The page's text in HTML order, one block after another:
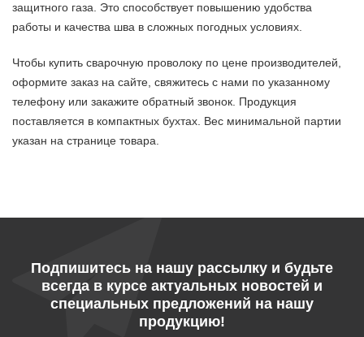
защитного газа. Это способствует повышению удобства
работы и качества шва в сложных погодных условиях.
Чтобы купить сварочную проволоку по цене производителей,
оформите заказ на сайте, свяжитесь с нами по указанному
телефону или закажите обратный звонок. Продукция
поставляется в компактных бухтах. Вес минимальной партии
указан на странице товара.
Подпишитесь на нашу рассылку и будьте
всегда в курсе актуальных новостей и
специальных предложений на нашу
продукцию!